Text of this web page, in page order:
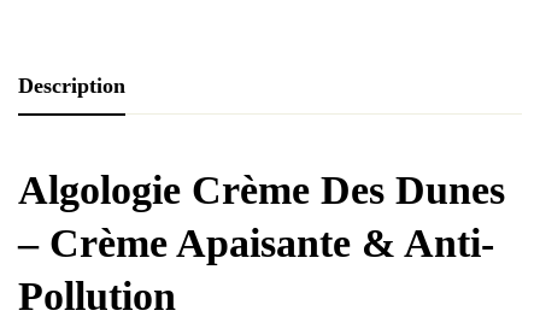
Description
Algologie Crème Des Dunes
– Crème Apaisante & Anti-
Pollution